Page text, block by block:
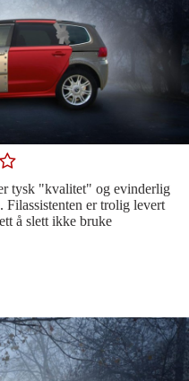
tysk "kvalitet" og evinderlig
er trolig levert
å slett ikke bruke